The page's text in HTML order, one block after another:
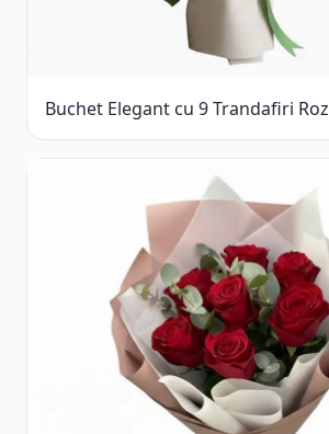
Buchet Elegant cu 9 Trandafiri Roz